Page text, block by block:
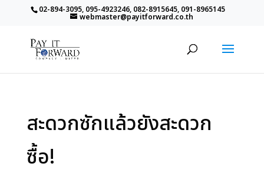
02-894-3095, 095-4923246, 082-8915645, 091-8965145
webmaster@payitforward.co.th
สะดวกซักแล้วยังสะดวก
ซื้อ!